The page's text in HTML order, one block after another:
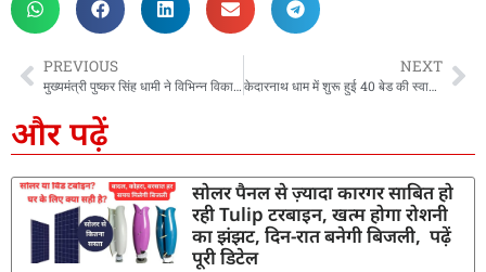
PREVIOUS
मुख्यमंत्री पुष्कर सिंह धामी ने विभिन्न विकास योजनाओं के लिए 1096 करोड़ रुपये की वित्तीय स्वीकृति दी
NEXT
केदारनाथ धाम में शुरू हुई 40 बेड की स्वास्थ्य सुविधा, CM धामी ने केदारनाथ धाम में किया BPCL अस्पताल का लोकार्पण
और पढ़ें
सोलर पैनल से ज़्यादा कारगर साबित हो
रही Tulip टरबाइन, खत्म होगा रोशनी
का झंझट, दिन-रात बनेगी बिजली, पढ़ें
पूरी डिटेल